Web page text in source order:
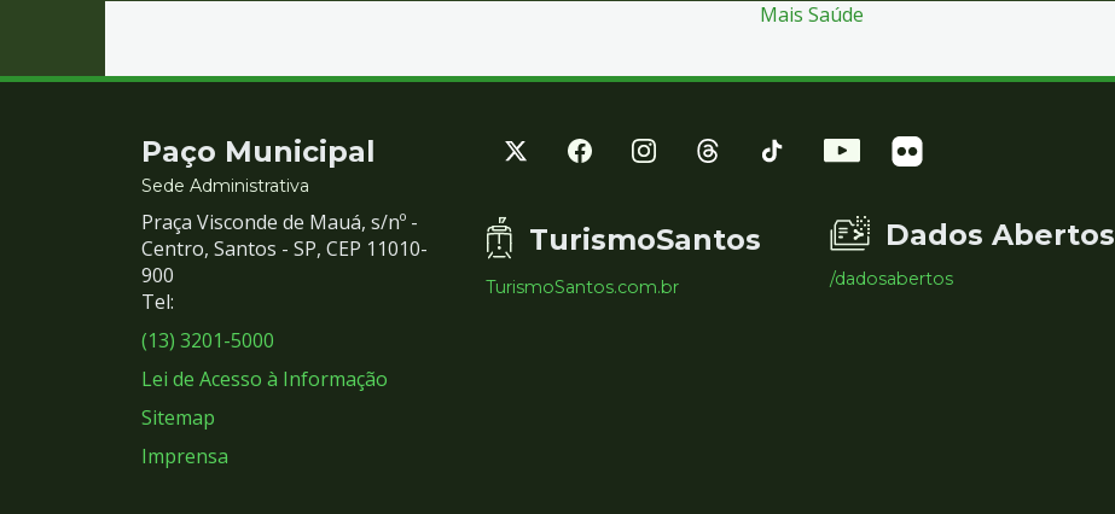
Mais Saúde
Contato
e
Redes
Sociais
Paço Municipal
Sede Administrativa
Praça Visconde de Mauá, s/nº -
Centro, Santos - SP, CEP 11010-
900
Tel:
(13) 3201-5000
Lei de Acesso à Informação
Sitemap
Imprensa
TurismoSantos
TurismoSantos.com.br
Dados Abertos
/dadosabertos